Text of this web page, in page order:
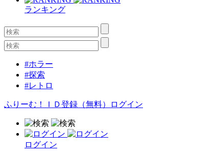
ランキング
#ホラー
#探索
#レトロ
ふりーむ！ＩＤ登録（無料） ログイン
ログイン